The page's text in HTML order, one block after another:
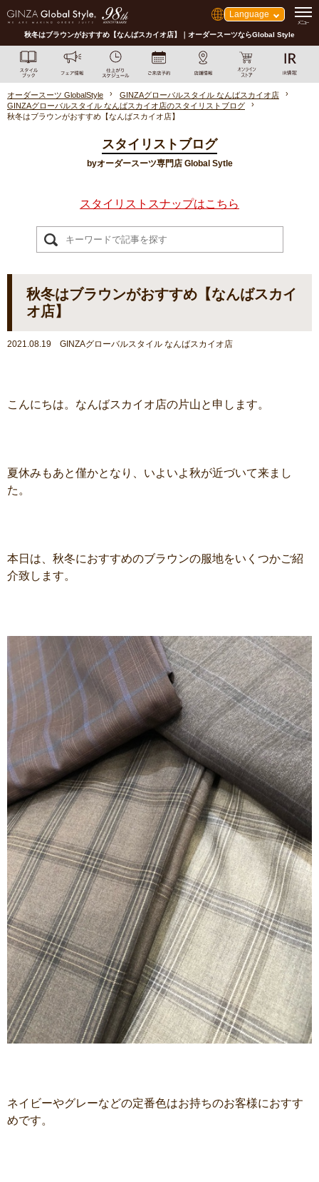
Language
秋冬はブラウンがおすすめ【なんばスカイオ店】｜オーダースーツならGlobal Style
オーダースーツ GlobalStyle
GINZAグローバルスタイル なんばスカイオ店
GINZAグローバルスタイル なんばスカイオ店のスタイリストブログ
秋冬はブラウンがおすすめ【なんばスカイオ店】
スタイリストブログ
byオーダースーツ専門店 Global Sytle
スタイリストスナップはこちら
秋冬はブラウンがおすすめ【なんばスカイ
オ店】
2021.08.19 GINZAグローバルスタイル なんばスカイオ店
こんにちは。なんばスカイオ店の片山と申します。
夏休みもあと僅かとなり、いよいよ秋が近づいて来まし
た。
本日は、秋冬におすすめのブラウンの服地をいくつかご紹
介致します。
ネイビーやグレーなどの定番色はお持ちのお客様におすす
めです。